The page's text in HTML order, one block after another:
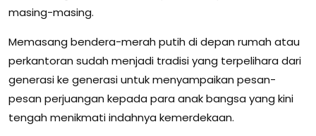
masing-masing.
Memasang bendera-merah putih di depan rumah atau
perkantoran sudah menjadi tradisi yang terpelihara dari
generasi ke generasi untuk menyampaikan pesan-
pesan perjuangan kepada para anak bangsa yang kini
tengah menikmati indahnya kemerdekaan.